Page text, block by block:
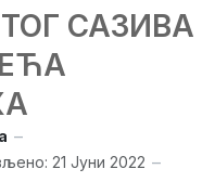
САЗИВА
21 Јуни 2022